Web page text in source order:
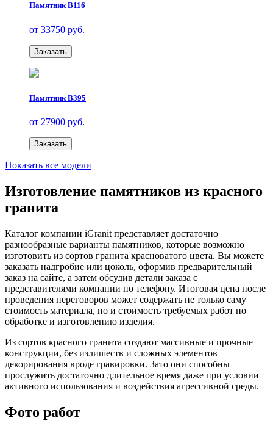
Памятник В116
от 33750 руб.
Заказать
Памятник В395
от 27900 руб.
Заказать
Показать все модели
Изготовление памятников из красного
гранита
Каталог компании iGranit представляет достаточно
разнообразные варианты памятников, которые возможно
изготовить из сортов гранита красноватого цвета. Вы можете
заказать надгробие или цоколь, оформив предварительный
заказ на сайте, а затем обсудив детали заказа с
представителями компании по телефону. Итоговая цена после
проведения переговоров может содержать не только саму
стоимость материала, но и стоимость требуемых работ по
обработке и изготовлению изделия.
Из сортов красного гранита создают массивные и прочные
конструкции, без излишеств и сложных элементов
декорирования вроде гравировки. Зато они способны
прослужить достаточно длительное время даже при условии
активного использования и воздействия агрессивной среды.
Фото работ